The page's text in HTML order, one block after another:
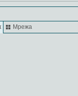
Мрежа